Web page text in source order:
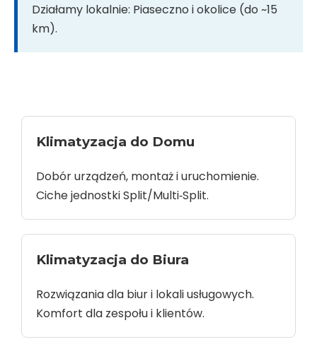
Działamy lokalnie: Piaseczno i okolice (do ~15
km).
Klimatyzacja do Domu
Dobór urządzeń, montaż i uruchomienie.
Ciche jednostki Split/Multi‑Split.
Klimatyzacja do Biura
Rozwiązania dla biur i lokali usługowych.
Komfort dla zespołu i klientów.